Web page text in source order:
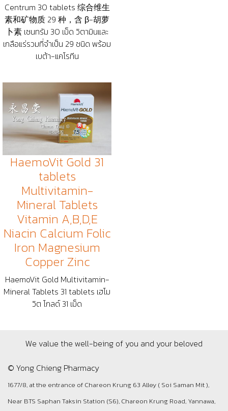
Centrum 30 tablets 综合维生
素和矿物质 29 种，含 β-胡萝
卜素 เซนทรัม 30 เม็ด วิตามินและ
เกลือแร่รวมที่จำเป็น 29 ชนิด พร้อม
เบต้า-แคโรทีน
HaemoVit Gold 31
tablets
Multivitamin-
Mineral Tablets
Vitamin A,B,D,E
Niacin Calcium Folic
Iron Magnesium
Copper Zinc
HaemoVit Gold Multivitamin-
Mineral Tablets 31 tablets เฮโม
วิต โกลด์ 31 เม็ด
We value the well-being of you and your beloved
© Yong Chieng Pharmacy
1677/8, at the entrance of Chareon Krung 63 Alley ( Soi Saman Mit ),
Near BTS Saphan Taksin Station (S6), Chareon Krung Road, Yannawa,